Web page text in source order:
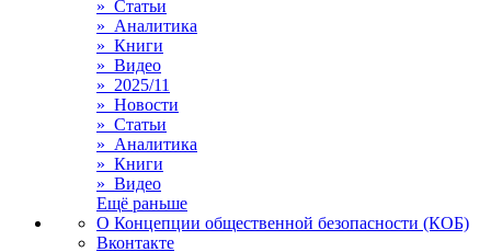
» Статьи
» Аналитика
» Книги
» Видео
» 2025/11
» Новости
» Статьи
» Аналитика
» Книги
» Видео
Ещё раньше
О Концепции общественной безопасности (КОБ)
Вконтакте